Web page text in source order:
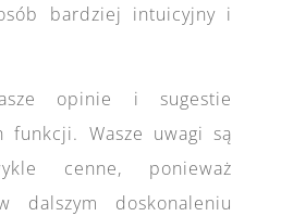
bardziej intuicyjny i
opinie i sugestie
funkcji. Wasze uwagi są
cenne, ponieważ
dalszym doskonaleniu